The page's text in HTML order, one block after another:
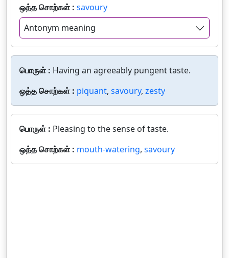
ஒத்த சொற்கள் : savoury
Antonym meaning
பொருள் : Having an agreeably pungent taste.
ஒத்த சொற்கள் : piquant, savoury, zesty
பொருள் : Pleasing to the sense of taste.
ஒத்த சொற்கள் : mouth-watering, savoury